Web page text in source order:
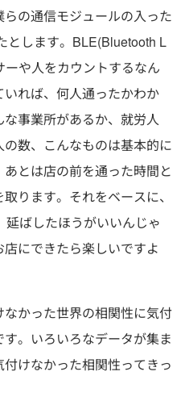
の通信モジュールの入った
とします。BLE(Bluetooth L
や人をカウントするなん
れば、何人通ったかわか
事業所があるか、就労人
数、こんなものは基本的に
とは店の前を通った時間と
ります。それをベースに、
延ばしたほうがいいんじゃ
にできたら楽しいですよ
かった世界の相関性に気付
。いろいろなデータが集ま
けなかった相関性ってきっ